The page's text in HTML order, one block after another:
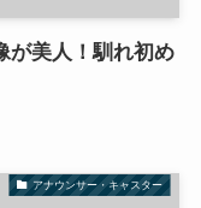
が美人！馴れ初め
アナウンサー・キャスター